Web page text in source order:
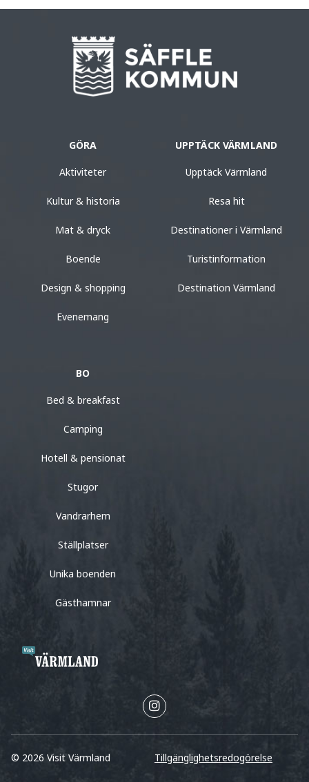
GÖRA
Aktiviteter
Kultur & historia
Mat & dryck
Boende
Design & shopping
Evenemang
UPPTÄCK VÄRMLAND
Upptäck Värmland
Resa hit
Destinationer i Värmland
Turistinformation
Destination Värmland
BO
Bed & breakfast
Camping
Hotell & pensionat
Stugor
Vandrarhem
Ställplatser
Unika boenden
Gästhamnar
© 2026 Visit Värmland Tillgänglighetsredogörelse